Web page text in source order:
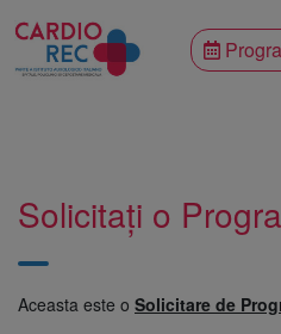
Solicitați o
Aceasta este o Solicitare de